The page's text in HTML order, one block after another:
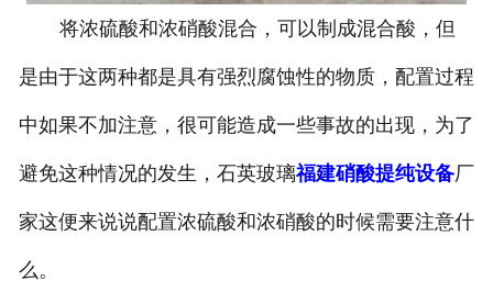
将浓硫酸和浓硝酸混合，可以制成混合酸，但
是由于这两种都是具有强烈腐蚀性的物质，配置过程
中如果不加注意，很可能造成一些事故的出现，为了
避免这种情况的发生，石英玻璃福建硝酸提纯设备厂
家这便来说说配置浓硫酸和浓硝酸的时候需要注意什
么。